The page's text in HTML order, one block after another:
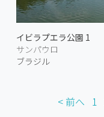
イビラプエラ公園 1
サンパウロ
ブラジル
< 前へ 1